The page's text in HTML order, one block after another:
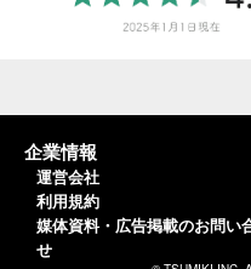
企業情報
運営会社
利用規約
媒体資料・広告掲載のお問い
せ